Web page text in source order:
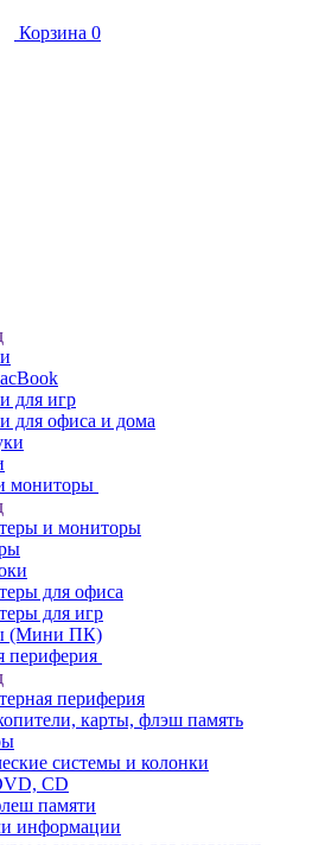
Корзина 0
для игр
для офиса и дома
мониторы
и мониторы
для офиса
для игр
(Мини ПК)
периферия
периферия
карты, флэш память
системы и колонки
CD
памяти
информации